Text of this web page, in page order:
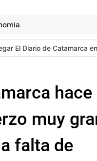
El Diario de Catamarca en
hace
muy
falta de